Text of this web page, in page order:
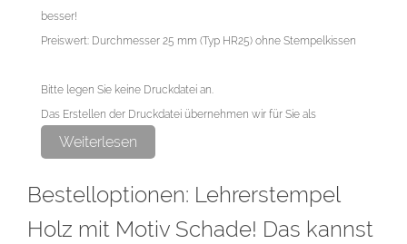
besser!
Preiswert: Durchmesser 25 mm (Typ HR25) ohne Stempelkissen
Bitte legen Sie keine Druckdatei an.
Das Erstellen der Druckdatei übernehmen wir für Sie als
exklusiven Service.
Weiterlesen
Bestelloptionen: Lehrerstempel
Holz mit Motiv Schade! Das kannst